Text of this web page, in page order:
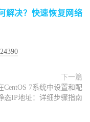
解决？快速恢复网络
下一篇
CentOS 7系统中设置和配
态IP地址：详细步骤指南